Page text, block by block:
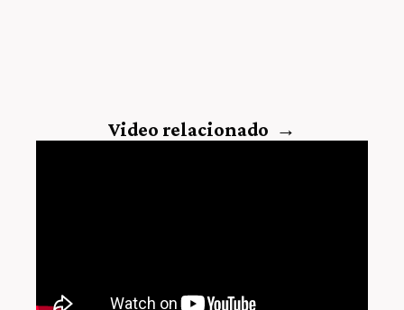
Video relacionado →